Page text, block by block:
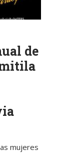
de
mujeres